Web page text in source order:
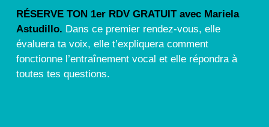
RÉSERVE TON 1er RDV GRATUIT avec Mariela
Astudillo. Dans ce premier rendez-vous, elle
évaluera ta voix, elle t’expliquera comment
fonctionne l’entraînement vocal et elle répondra à
toutes tes questions.